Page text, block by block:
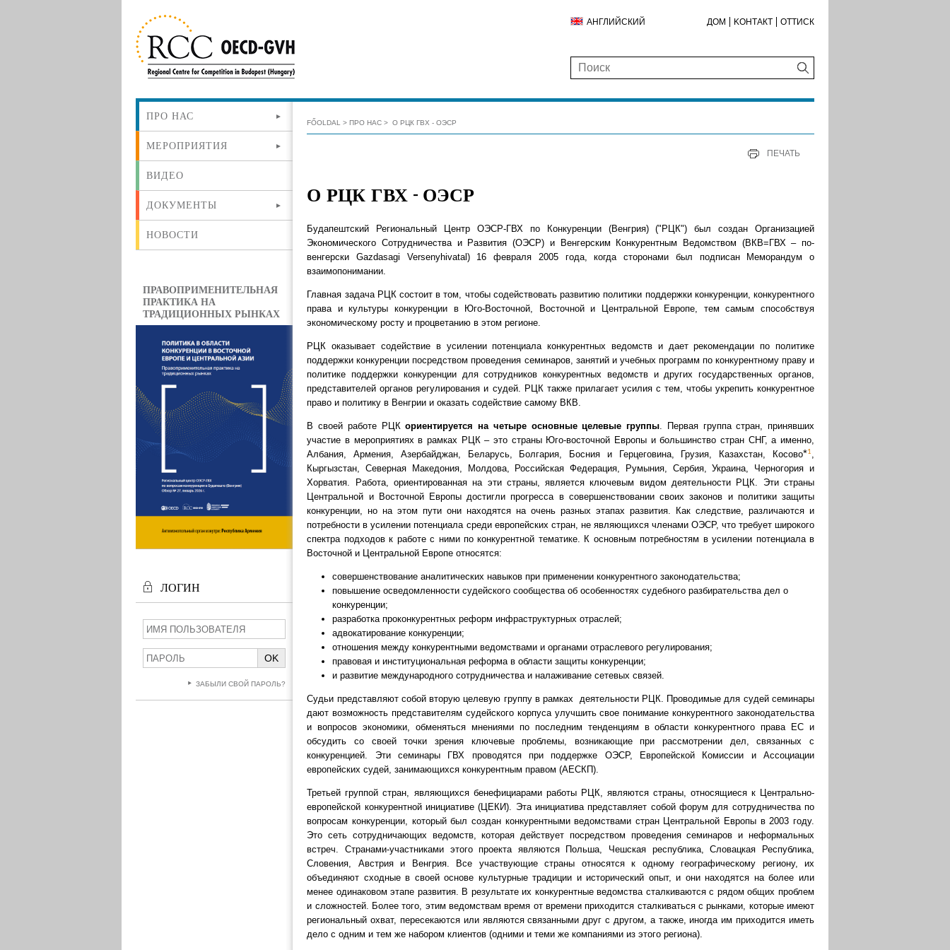
АНГЛИЙСКИЙ ДОМ KОНТАКТ ОТТИСК
ПРО НАС
МЕРОПРИЯТИЯ
ВИДЕО
ДОКУМЕНТЫ
НОВОСТИ
ПРАВОПРИМЕНИТЕЛЬНАЯ
ПРАКТИКА НА
ТРАДИЦИОННЫХ РЫНКАХ
ЛОГИН
OK
ЗАБЫЛИ СВОЙ ПАРОЛЬ?
FŐOLDAL ПРО НАС О РЦК ГВХ - ОЭСР
О РЦК ГВХ - ОЭСР
ПЕЧАТЬ
Будапештский Региональный Центр ОЭСР-ГВХ по Конкуренции (Венгрия) ("РЦК") был создан Организацией
Экономического Сотрудничества и Развития (ОЭСР) и Венгерским Конкурентным Ведомством (ВКВ=ГВХ – по-
венгерски Gazdasagi Versenyhivatal) 16 февраля 2005 года, когда сторонами был подписан Меморандум о
взаимопонимании.
Главная задача РЦК состоит в том, чтобы содействовать развитию политики поддержки конкуренции, конкурентного
права и культуры конкуренции в Юго-Восточной, Восточной и Центральной Европе, тем самым способствуя
экономическому росту и процветанию в этом регионе.
РЦК оказывает содействие в усилении потенциала конкурентных ведомств и дает рекомендации по политике
поддержки конкуренции посредством проведения семинаров, занятий и учебных программ по конкурентному праву и
политике поддержки конкуренции для сотрудников конкурентных ведомств и других государственных органов,
представителей органов регулирования и судей. РЦК также прилагает усилия с тем, чтобы укрепить конкурентное
право и политику в Венгрии и оказать содействие самому ВКВ.
В своей работе РЦКориентируется на четыре основные целевые группы . Первая группа стран, принявших
участие в мероприятиях в рамках РЦК – это страны Юго-восточной Европы и большинство стран СНГ, а именно,
Албания, Армения, Азербайджан, Беларусь, Болгария, Босния и Герцеговина, Грузия, Казахстан, Косово*1,
Кыргызстан,Северная Македония, Молдова, Российская Федерация, Румыния, Сербия, Украина, Черногория и
Хорватия. Работа, ориентированная на эти страны, является ключевым видом деятельности РЦК. Эти страны
Центральной и Восточной Европы достигли прогресса в совершенствовании своих законов и политики защиты
конкуренции, но на этом пути они находятся на очень разных этапах развития. Как следствие, различаются и
потребности в усилении потенциала среди европейских стран, не являющихся членами ОЭСР, что требует широкого
спектра подходов к работе с ними по конкурентной тематике. К основным потребностям в усилении потенциала в
Восточной и Центральной Европе относятся:
совершенствование аналитических навыков при применении конкурентного законодательства;
повышение осведомленности судейского сообщества об особенностях судебного разбирательства дел о
конкуренции;
разработка проконкурентных реформ инфраструктурных отраслей;
адвокатирование конкуренции;
отношения между конкурентными ведомствами и органами отраслевого регулирования;
правовая и институциональная реформа в области защиты конкуренции;
и развитие международного сотрудничества и налаживание сетевых связей.
Судьи представляют собой вторую целевую группу в рамках деятельности РЦК. Проводимые для судей семинары
дают возможность представителям судейского корпуса улучшить свое понимание конкурентного законодательства
и вопросов экономики, обменяться мнениями по последним тенденциям в области конкурентного права ЕС и
обсудить со своей точки зрения ключевые проблемы, возникающие при рассмотрении дел, связанных с
конкуренцией. Эти семинары ГВХ проводятся при поддержке ОЭСР, Европейской Комиссии и Ассоциации
европейских судей, занимающихся конкурентным правом (АЕСКП).
Третьей группой стран, являющихся бенефициарами работы РЦК, являются страны, относящиеся к Центрально-
европейской конкурентной инициативе (ЦЕКИ). Эта инициатива представляет собой форум для сотрудничества по
вопросам конкуренции, который был создан конкурентными ведомствами стран Центральной Европы в 2003 году.
Это сеть сотрудничающих ведомств, которая действует посредством проведения семинаров и неформальных
встреч. Странами-участниками этого проекта являются Польша, Чешская республика, Словацкая Республика,
Словения, Австрия и Венгрия. Все участвующие страны относятся к одному географическому региону, их
объединяют сходные в своей основе культурные традиции и исторический опыт, и они находятся на более или
менее одинаковом этапе развития. В результате их конкурентные ведомства сталкиваются с рядом общих проблем
и сложностей. Более того, этим ведомствам время от времени приходится сталкиваться с рынками, которые имеют
региональный охват, пересекаются или являются связанными друг с другом, а также, иногда им приходится иметь
дело с одним и тем же набором клиентов (одними и теми же компаниями из этого региона).